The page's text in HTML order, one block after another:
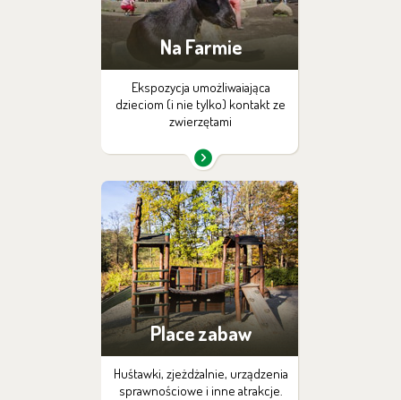
Na Farmie
Ekspozycja umożliwaiająca
dzieciom (i nie tylko) kontakt ze
zwierzętami
Place zabaw
Huśtawki, zjeżdżalnie, urządzenia
sprawnościowe i inne atrakcje.